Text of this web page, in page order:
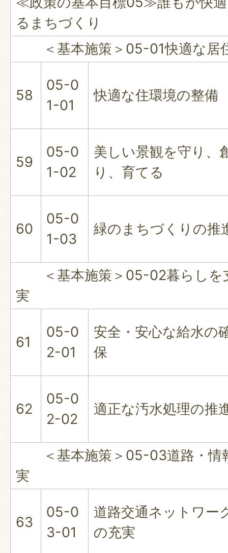
るまちづくり
＜基本施策＞05-01快適な居
58
05-0
1-01
快適な住環境の整備
59
05-0
1-02
美しい景観を守り、
り、育てる
60
05-0
1-03
緑のまちづくりの推
＜基本施策＞05-02暮らしを
実
61
05-0
2-01
安全・安心な給水の
保
62
05-0
2-02
適正な汚水処理の推
＜基本施策＞05-03道路・情
実
63
05-0
3-01
道路交通ネットワー
の充実